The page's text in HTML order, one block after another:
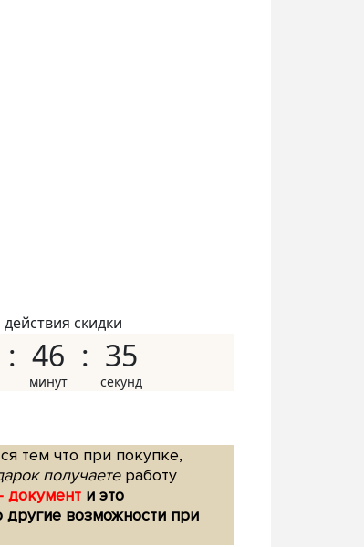
скидки
46 34
тем что при покупке,
получаетеработу
документ и это
другие возможности при